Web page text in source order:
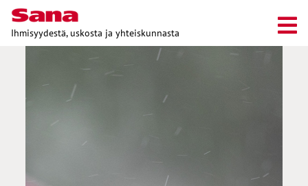
Ihmisyydestä, uskosta ja yhteiskunnasta